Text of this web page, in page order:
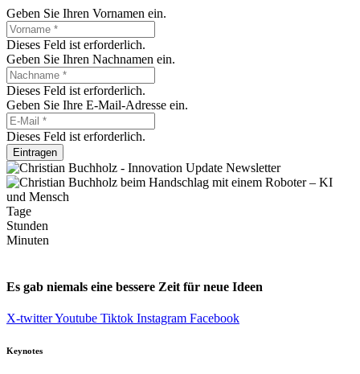
Geben Sie Ihren Vornamen ein.
Dieses Feld ist erforderlich.
Geben Sie Ihren Nachnamen ein.
Dieses Feld ist erforderlich.
Geben Sie Ihre E-Mail-Adresse ein.
Dieses Feld ist erforderlich.
Eintragen
Tage
Stunden
Minuten
Es gab niemals eine bessere Zeit für neue Ideen
X-twitterYoutube Tiktok Instagram Facebook
Keynotes